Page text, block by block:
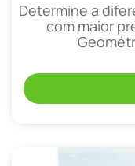
Determine a
com maior